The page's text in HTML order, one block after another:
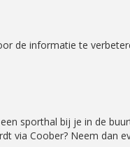
de informatie te
sporthal bij je in de
via Coober? Neem dan